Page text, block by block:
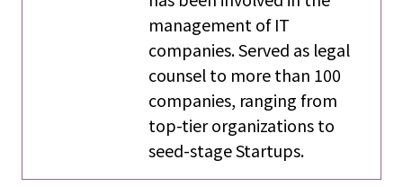
management of IT
companies. Served as legal
counsel to more than 100
companies, ranging from
top-tier organizations to
seed-stage Startups.